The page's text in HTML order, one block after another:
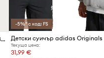
adidas Originals - Детски суичър 128-164 см GD2709
-5%* с код: FS
Детски суичър adidas Originals
Текуща цена:
31,99 €